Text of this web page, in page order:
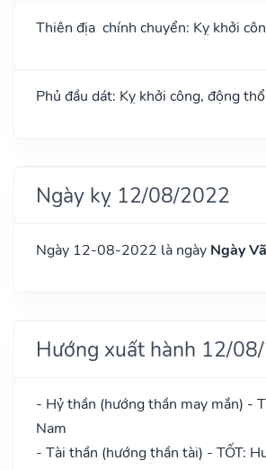
Thiên địa chính chuyển: Kỵ khởi
Phủ đầu dát: Kỵ khởi công, động thổ
Ngày kỵ 12/08/2022
Ngày 12-08-2022 là ngày Ngày
Hướng xuất hành 12/
- Hỷ thần (hướng thần may mắn) -
Nam
- Tài thần (hướng thần tài) - TỐT: